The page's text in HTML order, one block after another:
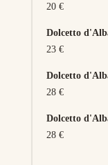
20 €
Dolcetto
23 €
Dolcetto
28 €
Dolcetto
28 €